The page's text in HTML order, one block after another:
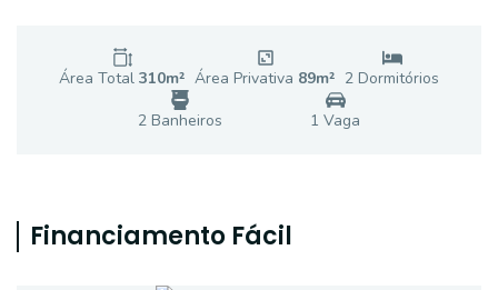
Área Total 310m² Área Privativa 89m² 2 Dormitórios
2 Banheiros 1 Vaga
Financiamento Fácil